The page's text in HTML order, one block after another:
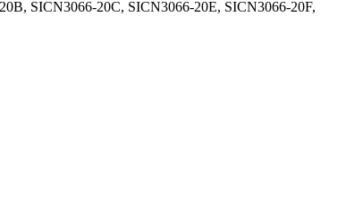
SICN3066-20C, SICN3066-20E, SICN3066-20F,